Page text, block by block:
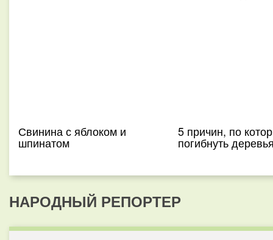
Свинина с яблоком и
шпинатом
5 причин, по
погибнуть
НАРОДНЫЙ РЕПОРТЕР